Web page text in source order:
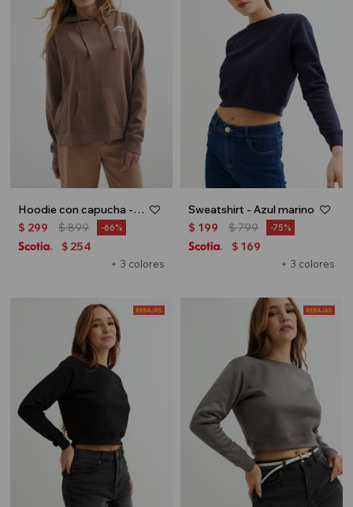
Hoodie con capucha - Marron
+ 3 colores
$ 299 $899 66
$ 254
Sweatshirt - Azul marino
+ 3 colores
$ 199 $799 75
$ 169